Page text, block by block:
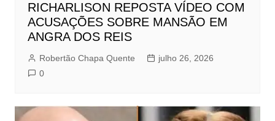
RICHARLISON REPOSTA VÍDEO COM
ACUSAÇÕES SOBRE MANSÃO EM
ANGRA DOS REIS
Robertão Chapa Quente
julho 26, 2026
0